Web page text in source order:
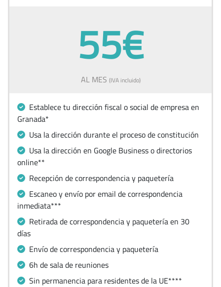
55€
AL MES (IVA incluido)
Establece tu dirección fiscal o social de empresa en
Granada*
Usa la dirección durante el proceso de constitución
Usa la dirección en Google Business o directorios
online**
Recepción de correspondencia y paquetería
Escaneo y envío por email de correspondencia
inmediata***
Retirada de correspondencia y paquetería en 30
días
Envío de correspondencia y paquetería
6h de sala de reuniones
Sin permanencia para residentes de la UE****